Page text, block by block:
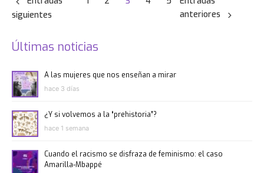
siguientes
anteriores
Últimas noticias
A las mujeres que nos enseñan a mirar
hace 3 días
¿Y si volvemos a la “prehistoria”?
hace 1 semana
Cuando el racismo se disfraza de feminismo: el caso
Amarilla-Mbappé